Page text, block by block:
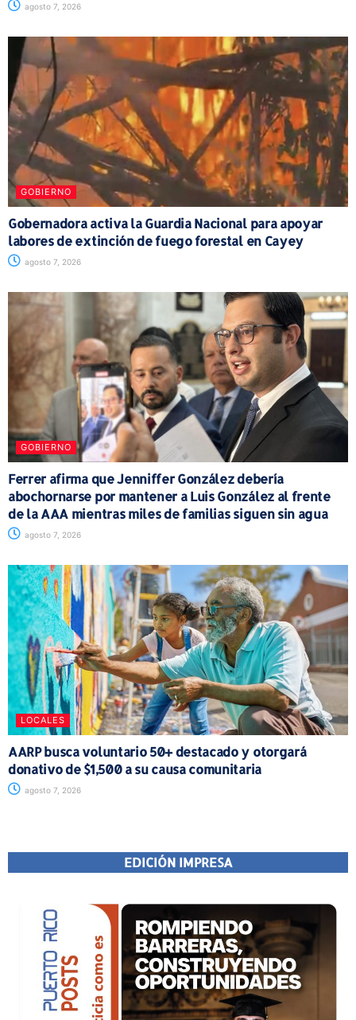
agosto 7, 2026
GOBIERNO
Gobernadora activa la Guardia Nacional para apoyar
labores de extinción de fuego forestal en Cayey
agosto 7, 2026
GOBIERNO
Ferrer afirma que Jenniffer González debería
abochornarse por mantener a Luis González al frente
de la AAA mientras miles de familias siguen sin agua
agosto 7, 2026
LOCALES
AARP busca voluntario 50+ destacado y otorgará
donativo de $1,500 a su causa comunitaria
agosto 7, 2026
EDICIÓN IMPRESA